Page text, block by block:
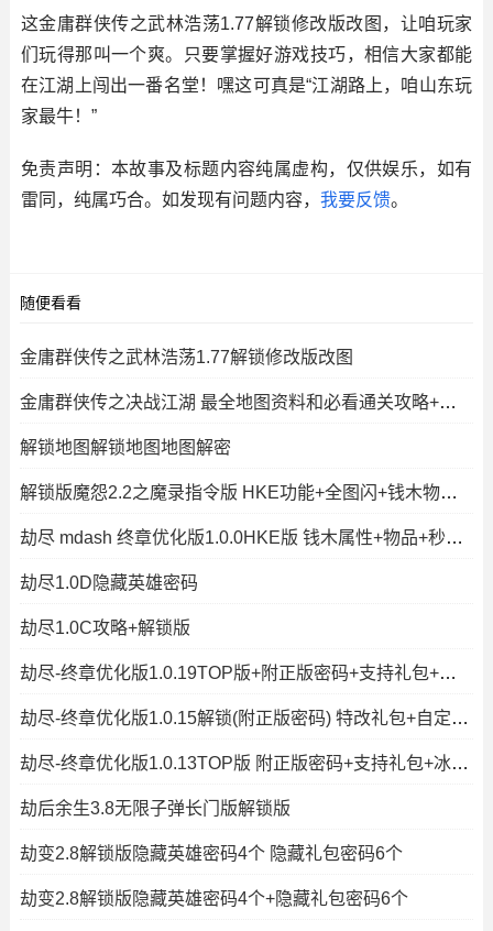
这金庸群侠传之武林浩荡1.77解锁修改版改图，让咱玩家
们玩得那叫一个爽。只要掌握好游戏技巧，相信大家都能
在江湖上闯出一番名堂！嘿这可真是“江湖路上，咱山东玩
家最牛！”
免责声明：本故事及标题内容纯属虚构，仅供娱乐，如有
雷同，纯属巧合。如发现有问题内容， 我要反馈。
随便看看
金庸群侠传之武林浩荡1.77解锁修改版改图
金庸群侠传之决战江湖 最全地图资料和必看通关攻略+解锁版
解锁地图解锁地图地图解密
解锁版魔怨2.2之魔录指令版 HKE功能+全图闪+钱木物品控单位
劫尽 mdash 终章优化版1.0.0HKE版 钱木属性+物品+秒建造出兵+P闪无CD+
劫尽1.0D隐藏英雄密码
劫尽1.0C攻略+解锁版
劫尽-终章优化版1.0.19TOP版+附正版密码+支持礼包+冰封王冠+秒速复活+
劫尽-终章优化版1.0.15解锁(附正版密码) 特改礼包+自定义停怪CD
劫尽-终章优化版1.0.13TOP版 附正版密码+支持礼包+冰封王冠+秒速复活+
劫后余生3.8无限子弹长门版解锁版
劫变2.8解锁版隐藏英雄密码4个 隐藏礼包密码6个
劫变2.8解锁版隐藏英雄密码4个+隐藏礼包密码6个